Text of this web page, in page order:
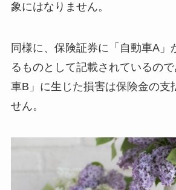
象にはなりません。
同様に、保険証券に「自動車A」
るものとして記載されているの
車B」に生じた損害は保険金の支
せん。